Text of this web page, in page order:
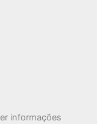
informações